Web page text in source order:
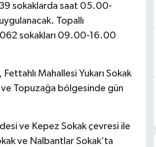
sokaklarda saat 05.00-
Topallı
sokakları 09.00-16.00
Mahallesi Yukarı Sokak
Topuzağa bölgesinde gün
ve Kepez Sokak çevresi ile
ve Nalbantlar Sokak’ta